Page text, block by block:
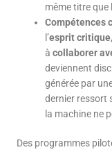
même titre que
Compétences
l’esprit critique
à collaborer
deviennent
générée par
dernier ressort
la machine ne
Des programmes